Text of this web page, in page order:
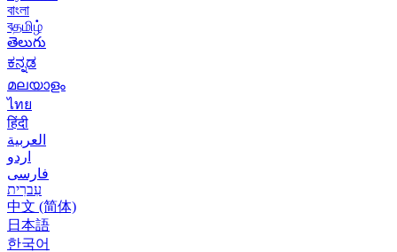
বাংলা
বதமிழ்
తెలుగు
ಕನ್ನಡ
മലയാളം
ไทย
हिंदी
العربية
اردو
فارسی
עִברִית
中文 (简体)
日本語
한국어